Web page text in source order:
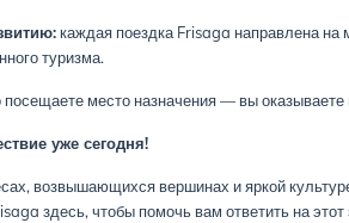
каждая поездка Frisaga направлена
туризма.
место назначения — вы
уже сегодня!
возвышающихся вершинах и яркой
здесь, чтобы помочь вам ответить на этот